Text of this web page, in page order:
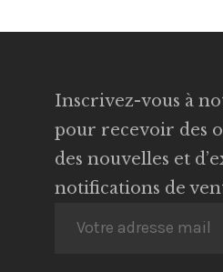
Inscrivez-vous à
pour recevoir des
des nouvelles et
notifications de